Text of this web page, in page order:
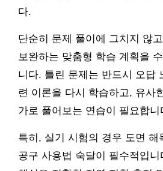
다.
단순히 문제 풀이에 그치지 않
보완하는 맞춤형 학습 계획을
니다. 틀린 문제는 반드시 오답
련 이론을 다시 학습하고, 유사
가로 풀어보는 연습이 필요합니
특히, 실기 시험의 경우 도면 해
공구 사용법 숙달이 필수적입니